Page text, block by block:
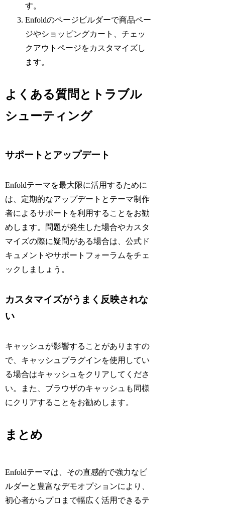
す。
Enfoldのページビルダーで商品ペー
ジやショッピングカート、チェッ
クアウトページをカスタマイズし
ます。
よくある質問とトラブル
シューティング
サポートとアップデート
Enfoldテーマを最大限に活用するために
は、定期的なアップデートとテーマ制作
者によるサポートを利用することをお勧
めします。問題が発生した場合やカスタ
マイズの際に疑問がある場合は、公式ド
キュメントやサポートフォーラムをチェ
ックしましょう。
カスタマイズがうまく反映されな
い
キャッシュが影響することがありますの
で、キャッシュプラグインを使用してい
る場合はキャッシュをクリアしてくださ
い。また、ブラウザのキャッシュも同様
にクリアすることをお勧めします。
まとめ
Enfoldテーマは、その直感的で強力なビ
ルダーと豊富なデモオプションにより、
初心者からプロまで幅広く活用できるテ